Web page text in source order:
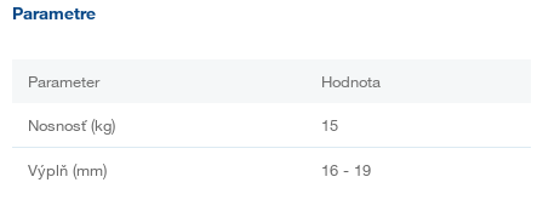
Parametre
Parameter Hodnota
Nosnosť (kg) 15
Výplň (mm) 16 - 19